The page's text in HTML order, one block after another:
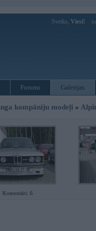
Sveiks, Viesi!
Forums Galerijas
kompāniju modeļi »
Komentāri: 6